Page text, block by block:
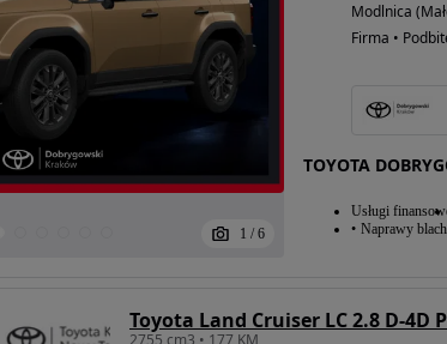
1 / 6
Modlnica
Firma •
TOYOTA
Usługi
Naprawy
Toyota Land Cruiser LC 2.8 D-4D
2755 cm3 • 177 KM